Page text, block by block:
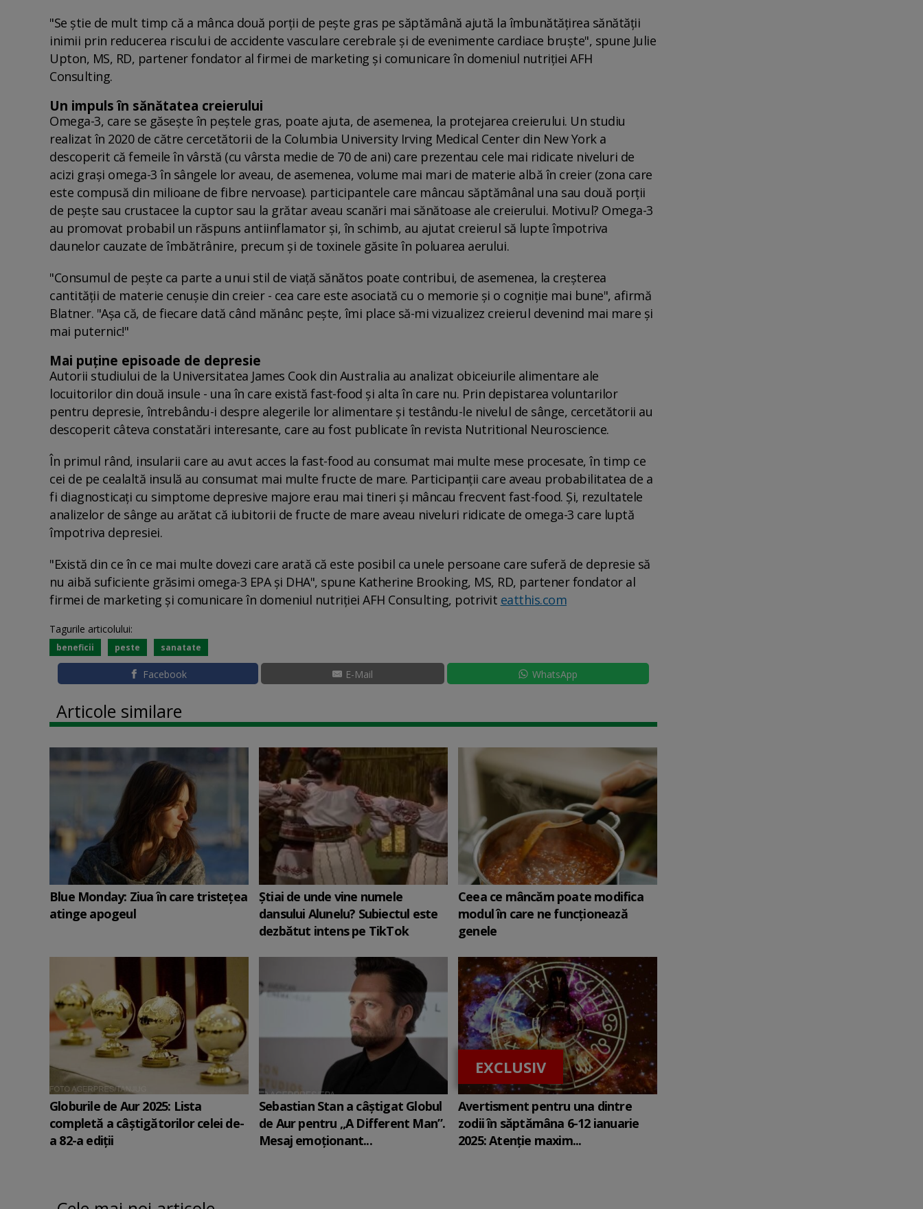
"Se știe de mult timp că a mânca două porții de pește gras pe săptămână ajută la îmbunătățirea sănătății
inimii prin reducerea riscului de accidente vasculare cerebrale și de evenimente cardiace bruște", spune Julie
Upton, MS, RD, partener fondator al firmei de marketing și comunicare în domeniul nutriției AFH
Consulting.
Un impuls în sănătatea creierului
Omega-3, care se găsește în peștele gras, poate ajuta, de asemenea, la protejarea creierului. Un studiu
realizat în 2020 de către cercetătorii de la Columbia University Irving Medical Center din New York a
descoperit că femeile în vârstă (cu vârsta medie de 70 de ani) care prezentau cele mai ridicate niveluri de
acizi grași omega-3 în sângele lor aveau, de asemenea, volume mai mari de materie albă în creier (zona care
este compusă din milioane de fibre nervoase). participantele care mâncau săptămânal una sau două porții
de pește sau crustacee la cuptor sau la grătar aveau scanări mai sănătoase ale creierului. Motivul? Omega-3
au promovat probabil un răspuns antiinflamator și, în schimb, au ajutat creierul să lupte împotriva
daunelor cauzate de îmbătrânire, precum și de toxinele găsite în poluarea aerului.
"Consumul de pește ca parte a unui stil de viață sănătos poate contribui, de asemenea, la creșterea
cantității de materie cenușie din creier - cea care este asociată cu o memorie și o cogniție mai bune", afirmă
Blatner. "Așa că, de fiecare dată când mănânc pește, îmi place să-mi vizualizez creierul devenind mai mare și
mai puternic!"
Mai puține episoade de depresie
Autorii studiului de la Universitatea James Cook din Australia au analizat obiceiurile alimentare ale
locuitorilor din două insule - una în care există fast-food și alta în care nu. Prin depistarea voluntarilor
pentru depresie, întrebându-i despre alegerile lor alimentare și testându-le nivelul de sânge, cercetătorii au
descoperit câteva constatări interesante, care au fost publicate în revista Nutritional Neuroscience.
În primul rând, insularii care au avut acces la fast-food au consumat mai multe mese procesate, în timp ce
cei de pe cealaltă insulă au consumat mai multe fructe de mare. Participanții care aveau probabilitatea de a
fi diagnosticați cu simptome depresive majore erau mai tineri și mâncau frecvent fast-food. Și, rezultatele
analizelor de sânge au arătat că iubitorii de fructe de mare aveau niveluri ridicate de omega-3 care luptă
împotriva depresiei.
"Există din ce în ce mai multe dovezi care arată că este posibil ca unele persoane care suferă de depresie să
nu aibă suficiente grăsimi omega-3 EPA și DHA", spune Katherine Brooking, MS, RD, partener fondator al
firmei de marketing și comunicare în domeniul nutriției AFH Consulting, potrivit eatthis.com
Tagurile articolului:
beneficii peste sanatate
Facebook E-Mail WhatsApp
Articole similare
Blue Monday: Ziua în care tristețea
atinge apogeul
Știai de unde vine numele
dansului Alunelu? Subiectul este
dezbătut intens pe TikTok
Ceea ce mâncăm poate modifica
modul în care ne funcţionează
genele
Globurile de Aur 2025: Lista
completă a câștigătorilor celei de-
a 82-a ediții
Sebastian Stan a câștigat Globul
de Aur pentru „A Different Man”.
Mesaj emoționant...
EXCLUSIV
Avertisment pentru una dintre
zodii în săptămâna 6-12 ianuarie
2025: Atenție maxim...